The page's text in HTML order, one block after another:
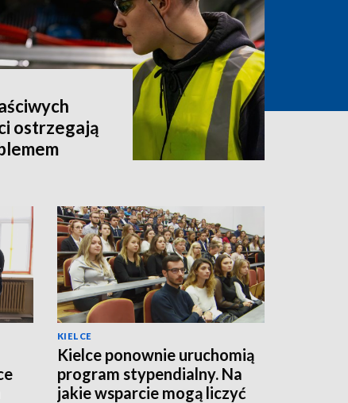
ostrzegają
KIELCE
Kielce ponownie uruchomią
program stypendialny. Na
jakie wsparcie mogą liczyć